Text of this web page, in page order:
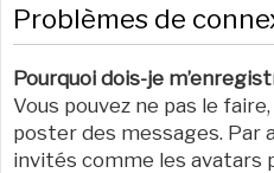
Problèmes de
Pourquoi dois-je
Vous pouvez ne pas le
poster des messages. Par
invités comme les avatars